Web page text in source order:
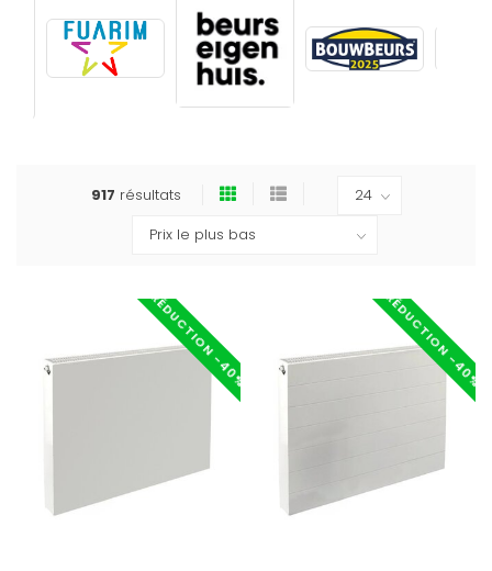
917 résultats
RÉDUCTION -40% RÉDUCTION -40%